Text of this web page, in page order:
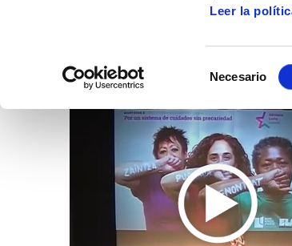
Leer la
Necesario